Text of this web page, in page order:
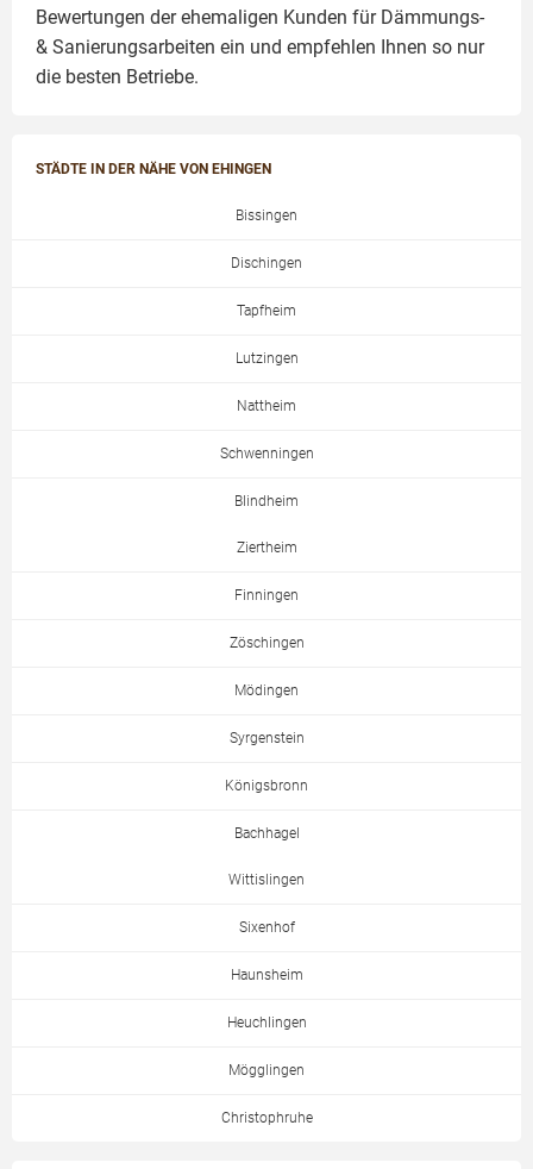
Bewertungen der ehemaligen Kunden für Dämmungs-
& Sanierungsarbeiten ein und empfehlen Ihnen so nur
die besten Betriebe.
STÄDTE IN DER NÄHE VON EHINGEN
Bissingen
Dischingen
Tapfheim
Lutzingen
Nattheim
Schwenningen
Blindheim
Ziertheim
Finningen
Zöschingen
Mödingen
Syrgenstein
Königsbronn
Bachhagel
Wittislingen
Sixenhof
Haunsheim
Heuchlingen
Mögglingen
Christophruhe